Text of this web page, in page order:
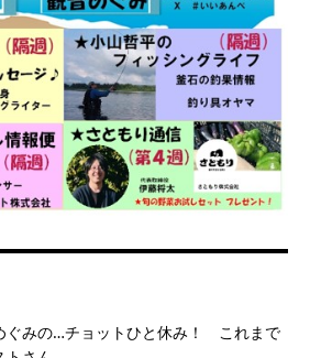
ぐみの…チョットひと休み！ これまで